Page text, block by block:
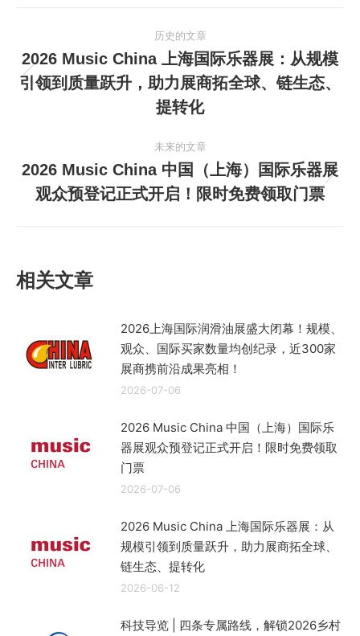
章
导
历史的文章
历
史
文
章：
2026 Music China 上海国际乐器展：从规模
引领到质量跃升，助力展商拓全球、链生态、
提转化
未来的文章
未
来
2026 Music China 中国（上海）国际乐器展
观众预登记正式开启！限时免费领取门票
相关文章
2026上海国际润滑油展盛大闭幕！规模、
观众、国际买家数量均创纪录，近300家
展商携前沿成果亮相！
2026-07-06
2026 Music China 中国（上海）国际乐
器展观众预登记正式开启！限时免费领取
门票
2026-07-06
2026 Music China 上海国际乐器展：从
规模引领到质量跃升，助力展商拓全球、
链生态、提转化
2026-06-12
科技导览 | 四条专属路线，解锁2026乡村